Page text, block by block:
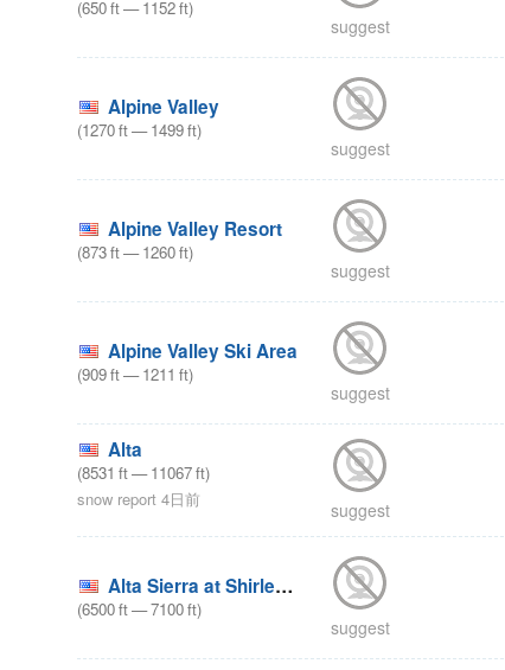
(650ft—1152ft)
suggest
Alpine Valley
(1270ft—1499ft)
suggest
Alpine Valley Resort
(873ft—1260ft)
suggest
Alpine Valley Ski Area
(909ft—1211 ft)
suggest
Alta
(8531 ft—11067ft)
snow report 4日前
suggest
Alta Sierra at Shirley Meadows
(6500ft—7100ft)
suggest